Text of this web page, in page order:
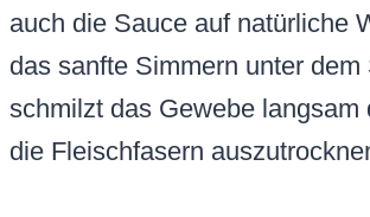
auch die Sauce auf natürliche
das sanfte Simmern unter dem
schmilzt das Gewebe langsam
die Fleischfasern